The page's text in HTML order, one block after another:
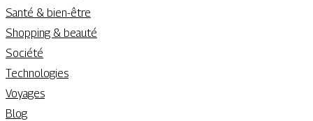
Santé & bien-être
Shopping & beauté
Société
Technologies
Voyages
Blog